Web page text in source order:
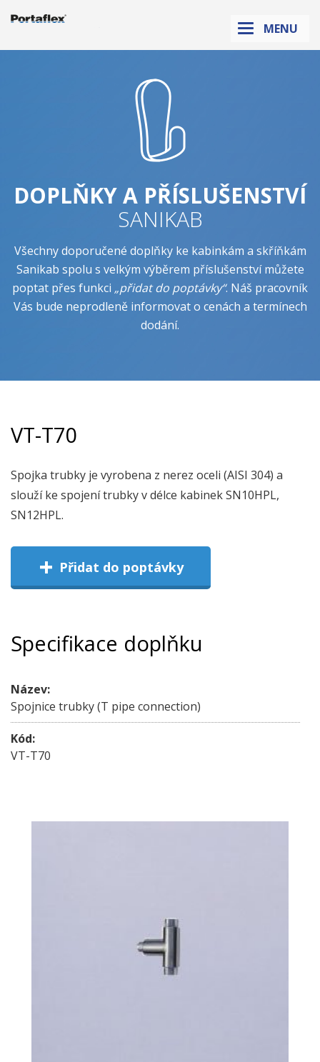
Sanikab.cz
MENU
DOPLŇKY A PŘÍSLUŠENSTVÍ
SANIKAB
Všechny doporučené doplňky ke kabinkám a skříňkám
Sanikab spolu s velkým výběrem příslušenství můžete
poptat přes funkci „přidat do poptávky“. Náš pracovník
Vás bude neprodleně informovat o cenách a termínech
dodání.
VT-T70
Spojka trubky je vyrobena z nerez oceli (AISI 304) a
slouží ke spojení trubky v délce kabinek SN10HPL,
SN12HPL.
+ Přidat do poptávky
Specifikace doplňku
Název:
Spojnice trubky (T pipe connection)
Kód:
VT-T70